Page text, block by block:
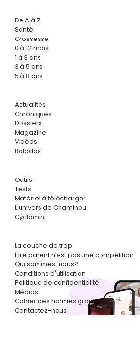
De A à Z
Santé
Grossesse
0 à 12 mois
1 à 3 ans
3 à 5 ans
5 à 8 ans
Actualités
Chroniques
Dossiers
Magazine
Vidéos
Balados
Outils
Tests
Matériel à télécharger
L'univers de Chaminou
Cyclomini
La couche de trop
Être parent n’est pas une compétition
Qui sommes-nous?
Conditions d'utilisation
Politique de confidentialité
Médias
Cahier des normes graphiques
Contactez-nous